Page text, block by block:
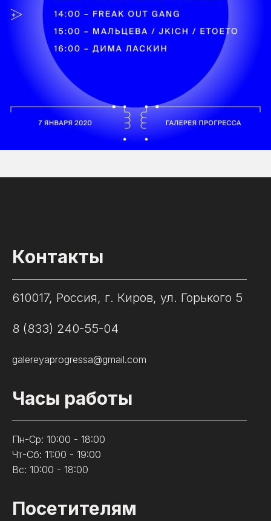
Контакты
610017, Россия, г. Киров, ул. Горького 5
8 (833) 240-55-04
galereyaprogressa@gmail.com
Часы работы
Пн-Ср: 10:00 - 18:00
Чт-Сб: 11:00 - 19:00
Вс: 10:00 - 18:00
Посетителям